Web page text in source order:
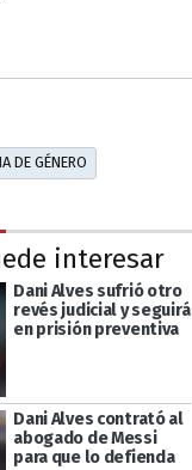
DE GÉNERO
interesar
Dani Alves sufrió otro
revés judicial y seguirá
en prisión preventiva
Dani Alves contrató al
abogado de Messi
para que lo defienda